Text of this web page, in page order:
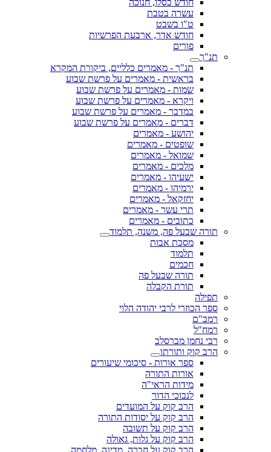
חודש כסלו, חנוכה
עשרה בטבת
ט"ו בשבט
חודש אדר, ארבעת הפרשיות
פורים
תנ"ך
תנ"ך - מאמרים כלליים, ביקורת המקרא
בראשית - מאמרים על פרשת שבוע
שמות - מאמרים על פרשת שבוע
ויקרא - מאמרים על פרשת שבוע
במדבר - מאמרים על פרשת שבוע
דברים - מאמרים על פרשת שבוע
יהושע - מאמרים
שופטים - מאמרים
שמואל - מאמרים
מלכים - מאמרים
ישעיהו - מאמרים
ירמיהו - מאמרים
יחזקאל - מאמרים
תרי עשר - מאמרים
כתובים - מאמרים
תורה שבעל פה, משנה, תלמוד
מסכת אבות
תלמוד
חכמים
תורה שבעל פה
תורת הקבלה
תפילה
ספר הכוזרי לרבי יהודה הלוי
רמב"ם
רמח"ל
רבי נחמן מברסלב
הרב קוק ותורתו
ספר אורות - סיכומי שיעורים
אורות התורה
מידות הראי"ה
לנבוכי הדור
הרב קוק על המועדים
הרב קוק על יסודות התורה
הרב קוק על תשובה
הרב קוק על גלות, גאולה
הרב קוק על חברה, מדינה, מלחמה